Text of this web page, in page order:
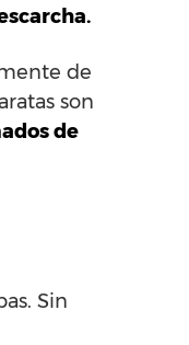
de
son
de
Sin